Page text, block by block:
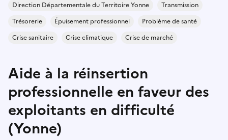
Direction Départementale du Territoire Yonne
Transmission
Trésorerie
Épuisement professionnel
Problème de santé
Crise sanitaire
Crise climatique Crise de marché
Aide à la réinsertion
professionnelle en faveur des
exploitants en difficulté
(Yonne)